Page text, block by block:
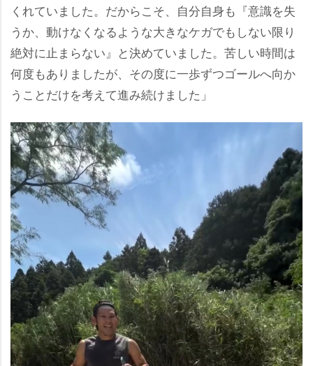
くれていました。だからこそ、自分自身も『意識を失
うか、動けなくなるような大きなケガでもしない限り
絶対に止まらない』と決めていました。苦しい時間は
何度もありましたが、その度に一歩ずつゴールへ向か
うことだけを考えて進み続けました」